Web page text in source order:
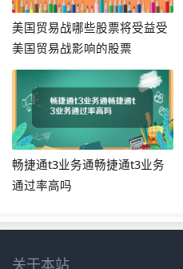
美国贸易战哪些股票将受益受
美国贸易战影响的股票
畅捷通t3业务通畅捷通t3业务
通过率高吗
关于本站